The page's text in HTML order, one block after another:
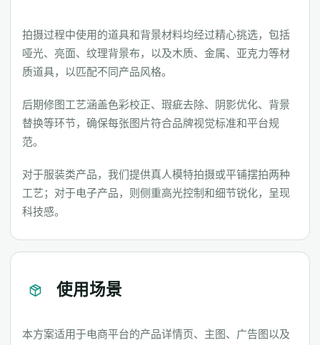
拍摄过程中使用的道具和背景材料均经过精心挑选，包括
哑光、亮面、纹理背景布，以及木质、金属、亚克力等材
质道具，以匹配不同产品风格。
后期修图工艺涵盖色彩校正、瑕疵去除、阴影优化、背景
替换等环节，确保每张图片符合品牌视觉标准和平台规
范。
对于服装类产品，我们提供真人模特拍摄或平铺摆拍两种
工艺；对于电子产品，则侧重高光控制和细节锐化，呈现
科技感。
使用场景
本方案适用于电商平台的产品详情页、主图、广告图以及